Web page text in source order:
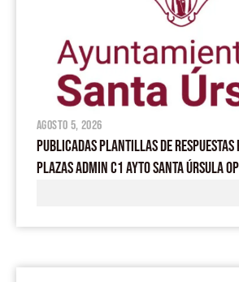
agosto 5, 2026
PUBLICADAS PLANTILLAS DE
PLAZAS ADMIN C1 AYTO SANTA ÚRSULA